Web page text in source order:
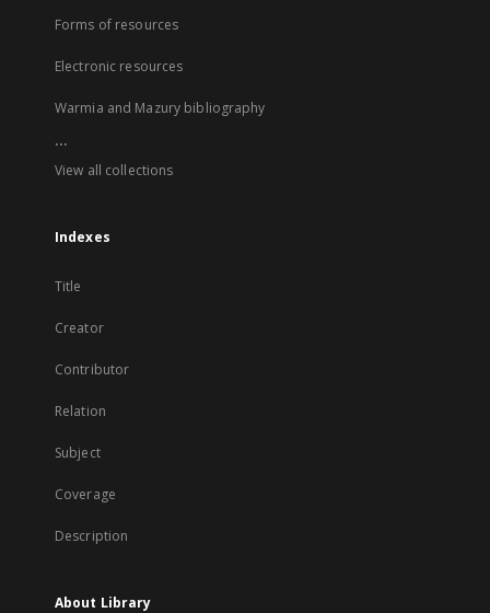
Forms of resources
Electronic resources
Warmia and Mazury bibliography
...
View all collections
Indexes
Title
Creator
Contributor
Relation
Subject
Coverage
Description
About Library